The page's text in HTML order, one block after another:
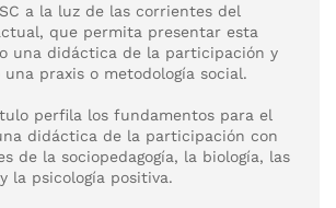
a la luz de las corrientes del
que permita presentar esta
una didáctica de la participación y
praxis o metodología social.
perfila los fundamentos para el
didáctica de la participación con
de la sociopedagogía, la biología, las
la psicología positiva.